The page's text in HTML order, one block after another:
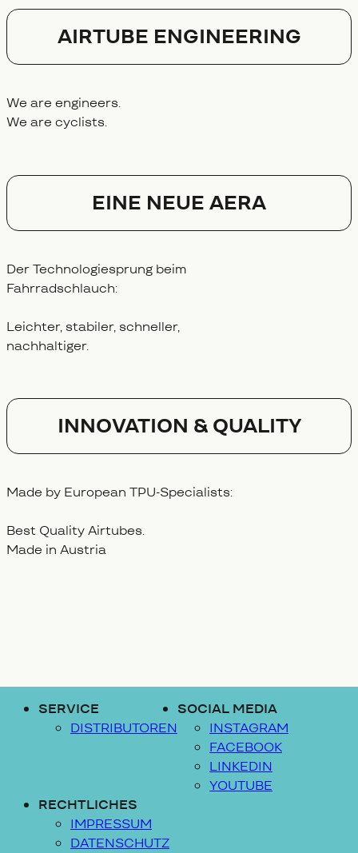
AIRTUBE ENGINEERING
We are engineers.
We are cyclists.
EINE NEUE AERA
Der Technologiesprung beim
Fahrradschlauch:
Leichter, stabiler, schneller,
nachhaltiger.
Innovation & Quality
Made by European TPU-Specialists:
Best Quality Airtubes.
Made in Austria
SERVICE
DISTRIBUTOREN
SOCIAL MEDIA
INSTAGRAM
FACEBOOK
LINKEDIN
YOUTUBE
RECHTLICHES
IMPRESSUM
DATENSCHUTZ